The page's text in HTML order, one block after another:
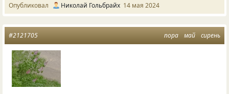
Опубликовал Николай Гольбрайх 14 мая 2024
пора май сирень
#2121705